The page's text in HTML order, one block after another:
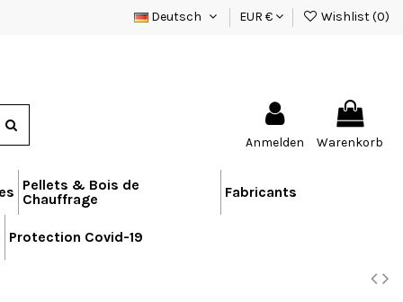
Deutsch EUR € Wishlist (0)
Anmelden Warenkorb
Pellets & Bois de
Chauffrage
Fabricants
Protection Covid-19